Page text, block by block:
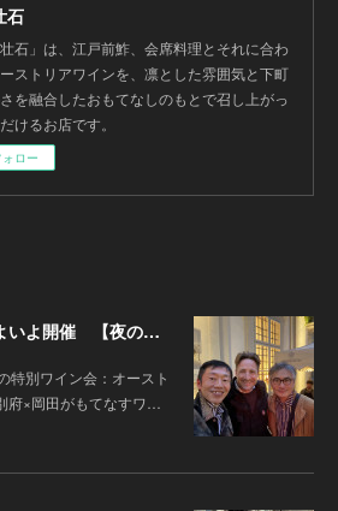
石
壮石」は、江戸前鮓、会席料理とそれに合わ
ストリアワインを、凛とした雰囲気と下町
を融合したおもてなしのもとで召し上がっ
けるお店です。
ォロー
今週金曜日（7/24）いよいよ開催 【夜の特別ワイン会】オーストリアワイン大使2名の饗宴 別府×岡田がもてなすワインペアリングの会
特別ワイン会：オースト
府×岡田がもてなすワ…